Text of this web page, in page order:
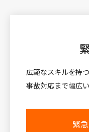
広範なスキルを持
事故対応まで幅広
緊